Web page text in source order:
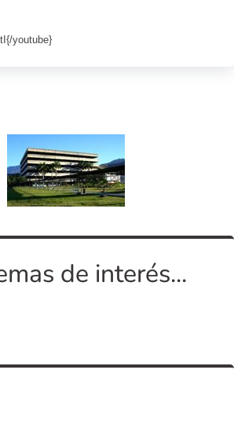
youtube}
de interés...